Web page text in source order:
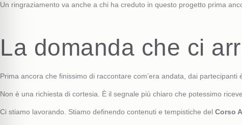
Un ringraziamento va anche a chi ha creduto in questo progetto prima
La domanda che ci
Prima ancora che finissimo di raccontare com’era andata, dai
Non è una richiesta di cortesia. È il segnale più chiaro che potessimo
Ci stiamo lavorando. Stiamo definendo contenuti e tempistiche del Corso